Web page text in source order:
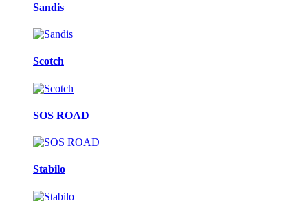
Sandis
Scotch
SOS ROAD
Stabilo